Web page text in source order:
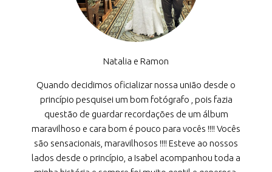
Natalia e Ramon
Quando decidimos oficializar nossa união desde o
princípio pesquisei um bom fotógrafo , pois fazia
questão de guardar recordações de um álbum
maravilhoso e cara bom é pouco para vocês !!!! Vocês
são sensacionais, maravilhosos !!!! Esteve ao nossos
lados desde o princípio, a Isabel acompanhou toda a